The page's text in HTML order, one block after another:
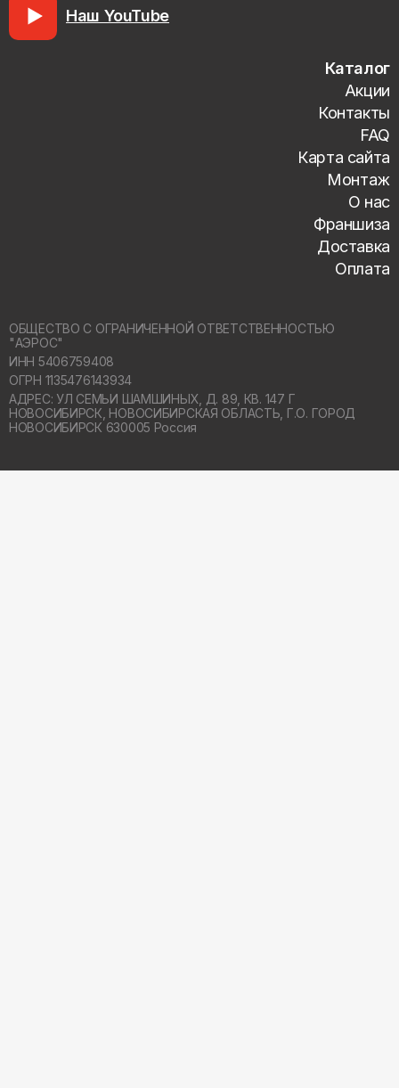
Наш YouTube
Каталог
Акции
Контакты
FAQ
Карта сайта
Монтаж
О нас
Франшиза
Доставка
Оплата
ОБЩЕСТВО С ОГРАНИЧЕННОЙ ОТВЕТСТВЕННОСТЬЮ
"АЭРОС"
ИНН 5406759408
ОГРН 1135476143934
АДРЕС: УЛ СЕМЬИ ШАМШИНЫХ, Д. 89, КВ. 147 Г
НОВОСИБИРСК, НОВОСИБИРСКАЯ ОБЛАСТЬ, Г.О. ГОРОД
НОВОСИБИРСК 630005 Россия